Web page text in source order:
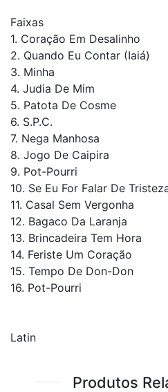
Faixas
1. Coração Em Desalinho
2. Quando Eu Contar (Iaiá)
3. Minha
4. Judia De Mim
5. Patota De Cosme
6. S.P.C.
7. Nega Manhosa
8. Jogo De Caipira
9. Pot-Pourri
10. Se Eu For Falar De
11. Casal Sem Vergonha
12. Bagaco Da Laranja
13. Brincadeira Tem Hora
14. Feriste Um Coração
15. Tempo De Don-Don
16. Pot-Pourri
Latin
Produtos